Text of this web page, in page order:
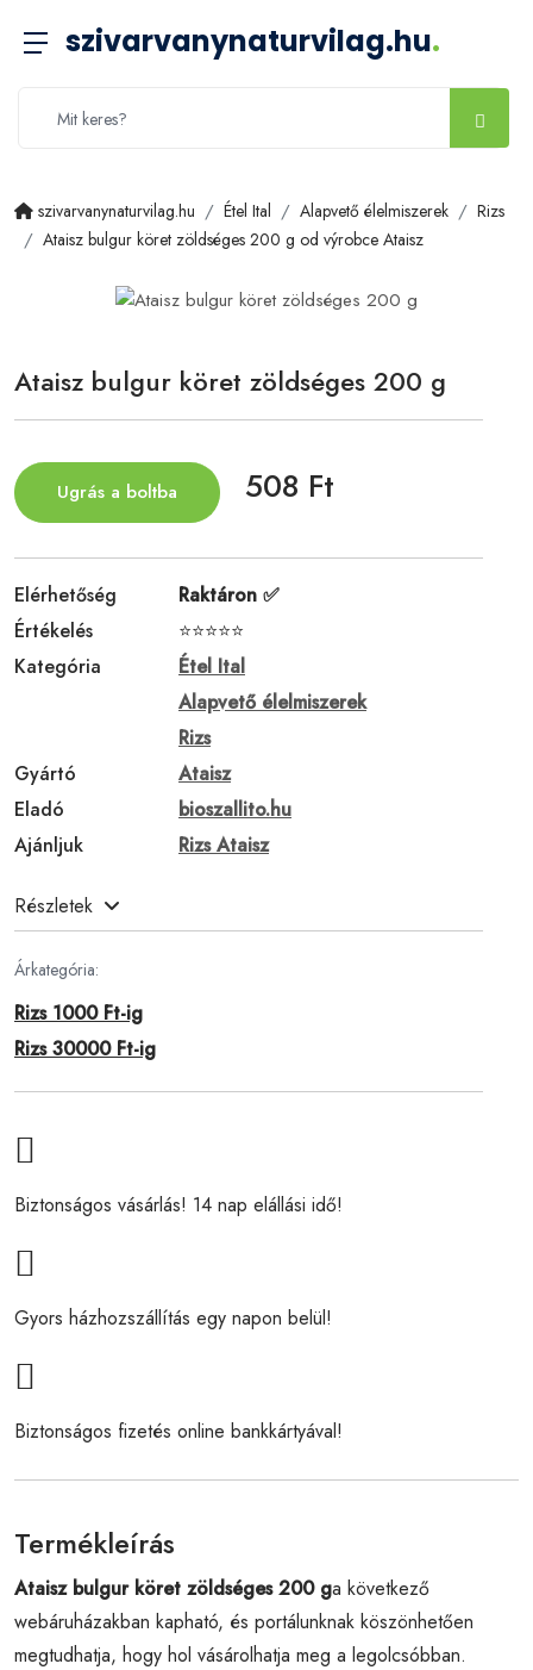
szivarvanynaturvilag.hu.
szivarvanynaturvilag.hu Étel Ital Alapvető élelmiszerek
Rizs
Ataisz bulgur köret zöldséges 200 g od výrobce Ataisz
Ataisz bulgur köret zöldséges 200 g
Ugrás a boltba 508 Ft
Elérhetőség
Raktáron ✅
Értékelés
⭐⭐⭐⭐⭐
Kategória
Étel Ital
Alapvető élelmiszerek
Rizs
Gyártó
Ataisz
Eladó
bioszallito.hu
Ajánljuk
Rizs Ataisz
Részletek
Árkategória:
Rizs 1000 Ft-ig
Rizs 30000 Ft-ig
Biztonságos vásárlás! 14 nap elállási idő!
Gyors házhozszállítás egy napon belül!
Biztonságos fizetés online bankkártyával!
Termékleírás
Ataisz bulgur köret zöldséges 200 ga következő
webáruházakban kapható, és portálunknak köszönhetően
megtudhatja, hogy hol vásárolhatja meg a legolcsóbban.